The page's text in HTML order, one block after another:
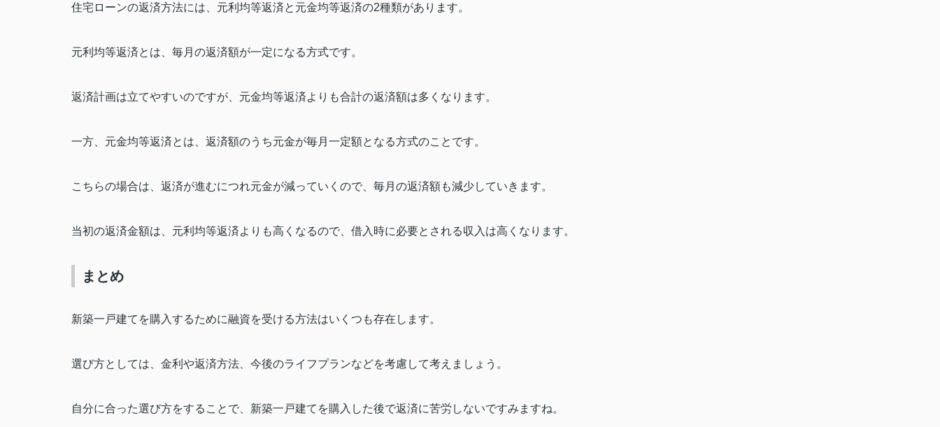
住宅ローンの返済方法には、元利均等返済と元金均等返済の2種類があります。
元利均等返済とは、毎月の返済額が一定になる方式です。
返済計画は立てやすいのですが、元金均等返済よりも合計の返済額は多くなります。
一方、元金均等返済とは、返済額のうち元金が毎月一定額となる方式のことです。
こちらの場合は、返済が進むにつれ元金が減っていくので、毎月の返済額も減少していきます。
当初の返済金額は、元利均等返済よりも高くなるので、借入時に必要とされる収入は高くなります。
まとめ
新築一戸建てを購入するために融資を受ける方法はいくつも存在します。
選び方としては、金利や返済方法、今後のライフプランなどを考慮して考えましょう。
自分に合った選び方をすることで、新築一戸建てを購入した後で返済に苦労しないですみますね。